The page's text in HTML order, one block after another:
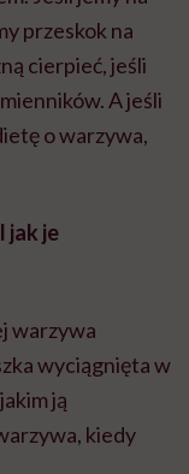
przeskok na
cierpieć, jeśli
A jeśli
o warzywa,
jak je
warzywa
wyciągnięta w
ją
kiedy